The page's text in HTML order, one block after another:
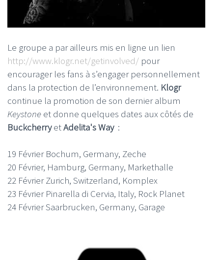
Le groupe a par ailleurs mis en ligne un lien
http://www.klogr.net/getinvolved/ pour
encourager les fans à s’engager personnellement
dans la protection de l’environnement. Klogr
continue la promotion de son dernier album
Keystone et donne quelques dates aux côtés de
BuckcherryetAdelita's Way:
19 Février Bochum, Germany, Zeche
20 Février, Hamburg, Germany, Markethalle
22 Février Zurich, Switzerland, Komplex
23 Février Pinarella di Cervia, Italy, Rock Planet
24 Février Saarbrucken, Germany, Garage